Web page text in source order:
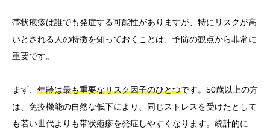
帯状疱疹は誰でも発症する可能性がありますが、特にリスクが高
いとされる人の特徴を知っておくことは、予防の観点から非常に
重要です。
まず、 年齢は最も重要なリスク因子のひとつです。50歳以上の方
は、免疫機能の自然な低下により、同じストレスを受けたとして
も若い世代よりも帯状疱疹を発症しやすくなります。統計的に